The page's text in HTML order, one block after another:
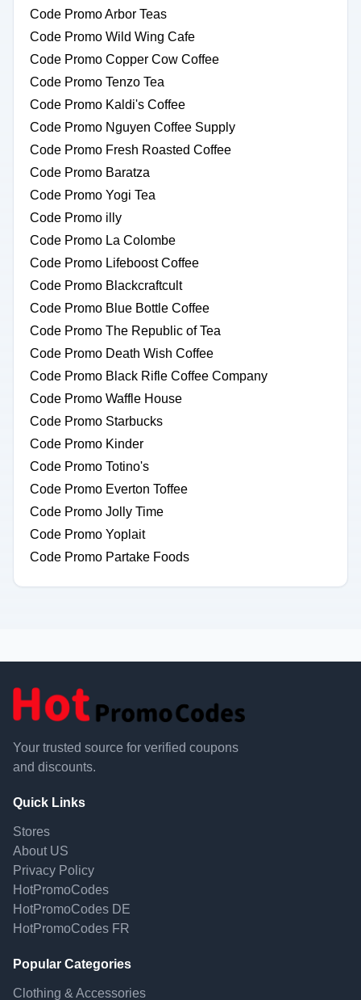
Code Promo Arbor Teas
Code Promo Wild Wing Cafe
Code Promo Copper Cow Coffee
Code Promo Tenzo Tea
Code Promo Kaldi's Coffee
Code Promo Nguyen Coffee Supply
Code Promo Fresh Roasted Coffee
Code Promo Baratza
Code Promo Yogi Tea
Code Promo illy
Code Promo La Colombe
Code Promo Lifeboost Coffee
Code Promo Blackcraftcult
Code Promo Blue Bottle Coffee
Code Promo The Republic of Tea
Code Promo Death Wish Coffee
Code Promo Black Rifle Coffee Company
Code Promo Waffle House
Code Promo Starbucks
Code Promo Kinder
Code Promo Totino's
Code Promo Everton Toffee
Code Promo Jolly Time
Code Promo Yoplait
Code Promo Partake Foods
Your trusted source for verified coupons
and discounts.
Quick Links
Stores
About US
Privacy Policy
HotPromoCodes
HotPromoCodes DE
HotPromoCodes FR
Popular Categories
Clothing & Accessories